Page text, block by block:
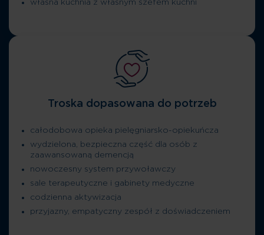
własna kuchnia z własnym szefem kuchni
Troska dopasowana do potrzeb
całodobowa opieka pielęgniarsko-opiekuńcza
wydzielona, bezpieczna część dla osób z
zaawansowaną demencją
nowoczesny system przywoławczy
sale terapeutyczne i gabinety medyczne
codzienna aktywizacja
przyjazny, empatyczny zespół z doświadczeniem